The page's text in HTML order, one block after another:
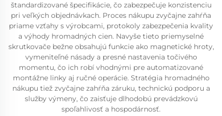
štandardizované špecifikácie, čo zabezpečuje konzistenciu
pri veľkých objednávkach. Proces nákupu zvyčajne zahŕňa
priame vzťahy s výrobcami, protokoly zabezpečenia kvality
a výhody hromadných cien. Navyše tieto priemyselné
skrutkovače bežne obsahujú funkcie ako magnetické hroty,
vymeniteľné násady a presné nastavenia točivého
momentu, čo ich robí vhodnými pre automatizované
montážne linky aj ručné operácie. Stratégia hromadného
nákupu tiež zvyčajne zahŕňa záruku, technickú podporu a
služby výmeny, čo zaisťuje dlhodobú prevádzkovú
spoľahlivosť a hospodárnosť.